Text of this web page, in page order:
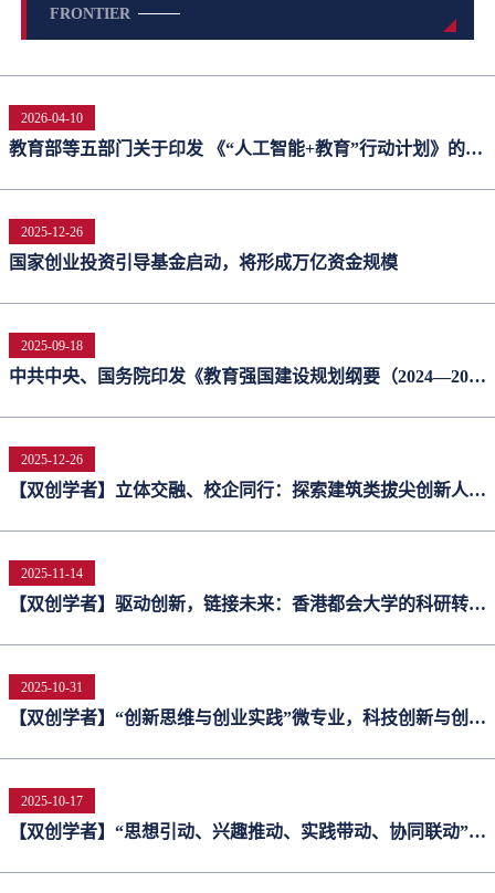
FRONTIER
2026-04-10
教育部等五部门关于印发 《“人工智能+教育”行动计划》的通
2025-12-26
国家创业投资引导基金启动，将形成万亿资金规模
2025-09-18
中共中央、国务院印发《教育强国建设规划纲要（2024—2035
2025-12-26
【双创学者】立体交融、校企同行：探索建筑类拔尖创新人才
孙澄
2025-11-14
【双创学者】驱动创新，链接未来：香港都会大学的科研转化
伟忠先生
2025-10-31
【双创学者】“创新思维与创业实践”微专业，科技创新与创业
2025-10-17
【双创学者】“思想引动、兴趣推动、实践带动、协同联动”西
处长李玲老师